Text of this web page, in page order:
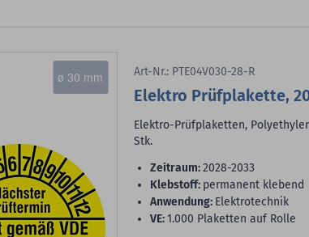
ø 30 mm Art-Nr.: PTE04V030-28-R
Elektro Prüfplakette,
Elektro-Prüfplaketten,
Stk.
Zeitraum:2028-2033
Klebstoff: permanent klebend
Anwendung: Elektrotechnik
VE:1.000 Plaketten auf Rolle